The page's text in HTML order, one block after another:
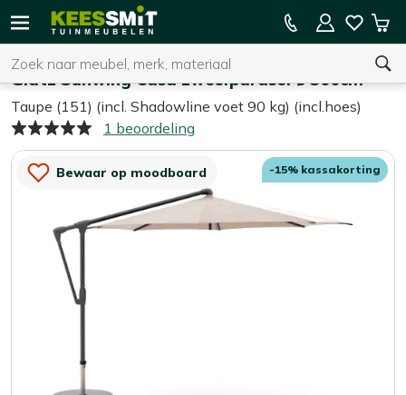
Kees
Tuinmeubelen
Zoeken
U heeft geen product(en) in uw winkelwagen.
15% kassakorting op de hele collectie
Glatz Sunwing Casa zweefparasol ø 300cm
Taupe (151) (incl. Shadowline voet 90 kg) (incl.hoes)
1 beoordeling
Bewaar op moodboard -15% kassakorting